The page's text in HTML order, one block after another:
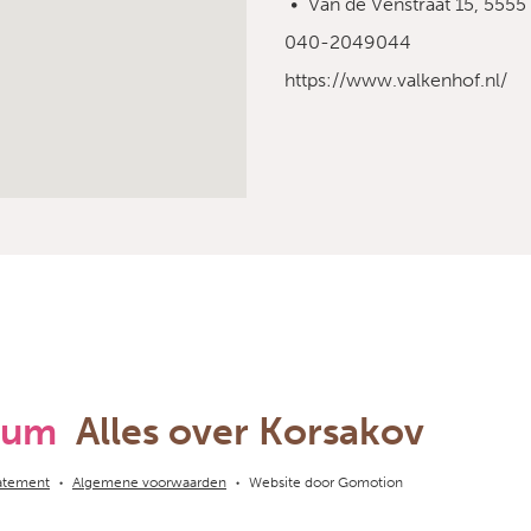
040-2049044
https://www.valkenhof.nl/
Alles over Korsakov
Algemene voorwaarden Website door Gomotion